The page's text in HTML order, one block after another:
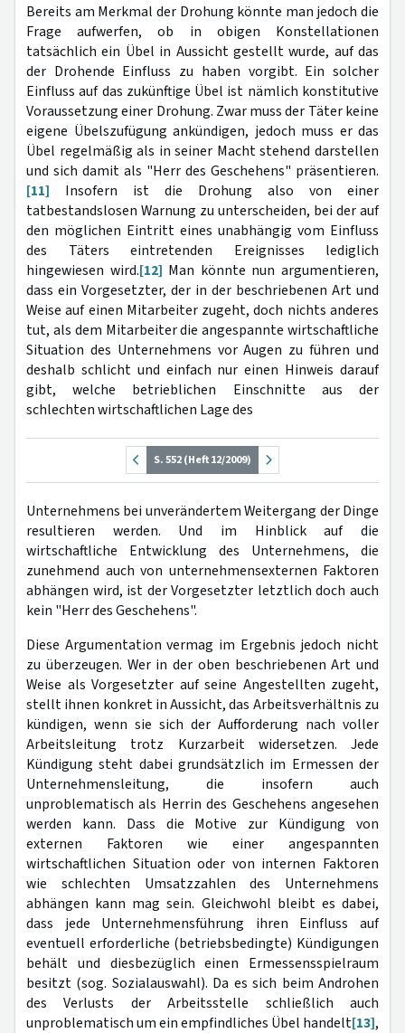
Bereits am Merkmal der Drohung könnte man jedoch die
Frage aufwerfen, ob in obigen Konstellationen
tatsächlich ein Übel in Aussicht gestellt wurde, auf das
der Drohende Einfluss zu haben vorgibt. Ein solcher
Einfluss auf das zukünftige Übel ist nämlich konstitutive
Voraussetzung einer Drohung. Zwar muss der Täter keine
eigene Übelszufügung ankündigen, jedoch muss er das
Übel regelmäßig als in seiner Macht stehend darstellen
und sich damit als "Herr des Geschehens" präsentieren.
[11] Insofern ist die Drohung also von einer
tatbestandslosen Warnung zu unterscheiden, bei der auf
den möglichen Eintritt eines unabhängig vom Einfluss
des Täters eintretenden Ereignisses lediglich
hingewiesen wird.[12] Man könnte nun argumentieren,
dass ein Vorgesetzter, der in der beschriebenen Art und
Weise auf einen Mitarbeiter zugeht, doch nichts anderes
tut, als dem Mitarbeiter die angespannte wirtschaftliche
Situation des Unternehmens vor Augen zu führen und
deshalb schlicht und einfach nur einen Hinweis darauf
gibt, welche betrieblichen Einschnitte aus der
schlechten wirtschaftlichen Lage des
S. 552 (Heft 12/2009)
Unternehmens bei unverändertem Weitergang der Dinge
resultieren werden. Und im Hinblick auf die
wirtschaftliche Entwicklung des Unternehmens, die
zunehmend auch von unternehmensexternen Faktoren
abhängen wird, ist der Vorgesetzter letztlich doch auch
kein "Herr des Geschehens".
Diese Argumentation vermag im Ergebnis jedoch nicht
zu überzeugen. Wer in der oben beschriebenen Art und
Weise als Vorgesetzter auf seine Angestellten zugeht,
stellt ihnen konkret in Aussicht, das Arbeitsverhältnis zu
kündigen, wenn sie sich der Aufforderung nach voller
Arbeitsleitung trotz Kurzarbeit widersetzen. Jede
Kündigung steht dabei grundsätzlich im Ermessen der
Unternehmensleitung, die insofern auch
unproblematisch als Herrin des Geschehens angesehen
werden kann. Dass die Motive zur Kündigung von
externen Faktoren wie einer angespannten
wirtschaftlichen Situation oder von internen Faktoren
wie schlechten Umsatzzahlen des Unternehmens
abhängen kann mag sein. Gleichwohl bleibt es dabei,
dass jede Unternehmensführung ihren Einfluss auf
eventuell erforderliche (betriebsbedingte) Kündigungen
behält und diesbezüglich einen Ermessensspielraum
besitzt (sog. Sozialauswahl). Da es sich beim Androhen
des Verlusts der Arbeitsstelle schließlich auch
unproblematisch um ein empfindliches Übel handelt[13],